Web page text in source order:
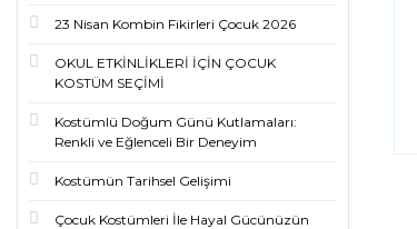
23 Nisan Kombin Fikirleri Çocuk 2026
OKUL ETKİNLİKLERİ İÇİN ÇOCUK
KOSTÜM SEÇİMİ
Kostümlü Doğum Günü Kutlamaları:
Renkli ve Eğlenceli Bir Deneyim
Kostümün Tarihsel Gelişimi
Çocuk Kostümleri İle Hayal Gücünüzün